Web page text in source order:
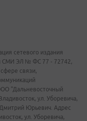
сетевого издания
СМИ ЭЛ № ФС 77 - 72742,
связи,
"Дальневосточный
ул. Уборевича,
Юрьевич. Адрес
ул. Уборевича,